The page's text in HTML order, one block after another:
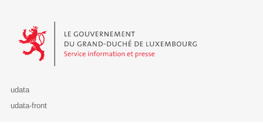
Le Gouvernement du Grand-Duché de Luxembourg - Service
udata
udata-front